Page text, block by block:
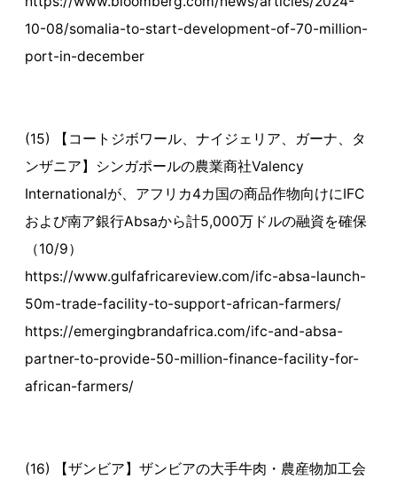
10-08/somalia-to-start-development-of-70-million-
port-in-december
(15) 【コートジボワール、ナイジェリア、ガーナ、タ
ンザニア】シンガポールの農業商社Valency
Internationalが、アフリカ4カ国の商品作物向けにIFC
および南ア銀行Absaから計5,000万ドルの融資を確保
（10/9）
https://www.gulfafricareview.com/ifc-absa-launch-
50m-trade-facility-to-support-african-farmers/
https://emergingbrandafrica.com/ifc-and-absa-
partner-to-provide-50-million-finance-facility-for-
african-farmers/
(16) 【ザンビア】ザンビアの大手牛肉・農産物加工会